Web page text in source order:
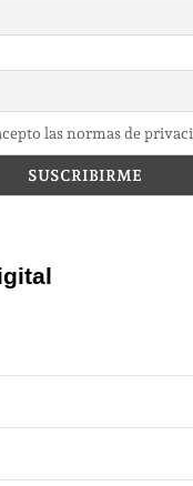
las normas de